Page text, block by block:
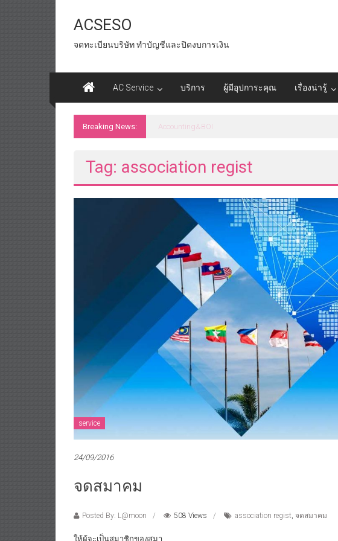
contentACSESO
จดทะเบียนบริษัท ทำบัญชีและปิดงบการเงิน
AC Service บริการ ผู้มีอุปการะคุณ เรื่องน่ารู้
Breaking News: id tax หน่วยงานราชการ
Tag: association regist
service
24/09/2016
จดสมาคม
Posted By: L@moon 508 Views association regist จดสมาคม
ให้ผู้จะเป็นสมาชิกของสมา